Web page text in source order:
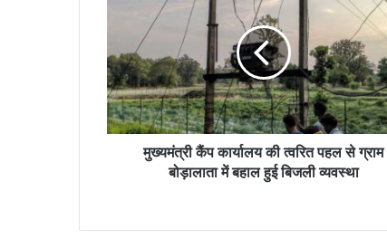
मुख्यमंत्री कैंप कार्यालय की त्वरित पहल से ग्राम
बोड़ालाता में बहाल हुई बिजली व्यवस्था